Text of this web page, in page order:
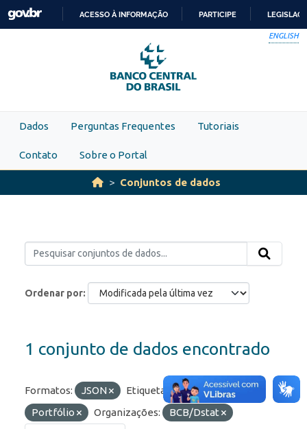
Skip to main content
PARA
O
CONTEÚDO
ACESSO À INFORMAÇÃO PARTICIPE
ENGLISH
Dados Perguntas Frequentes Tutoriais
Contato Sobre o Portal
Conjuntos de dados
Ordenar por
1 conjunto de dados encontrado
Formatos: JSON Etiquetas:
IED
Portfólio
Organizações: BCB/Dstat